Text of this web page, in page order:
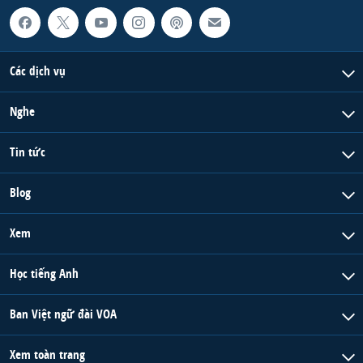
QUAN HỆ VIỆT MỸ
Các dịch vụ
Nghe
Tin tức
Blog
Xem
Học tiếng Anh
Ban Việt ngữ đài VOA
Xem toàn trang